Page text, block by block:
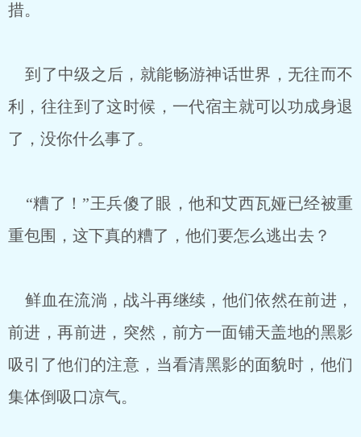
措。
到了中级之后，就能畅游神话世界，无往而不
利，往往到了这时候，一代宿主就可以功成身退
了，没你什么事了。
“糟了！”王兵傻了眼，他和艾西瓦娅已经被重
重包围，这下真的糟了，他们要怎么逃出去？
鲜血在流淌，战斗再继续，他们依然在前进，
前进，再前进，突然，前方一面铺天盖地的黑影
吸引了他们的注意，当看清黑影的面貌时，他们
集体倒吸口凉气。